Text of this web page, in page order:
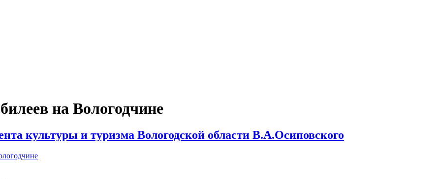
на Вологодчине
культуры и туризма Вологодской области В.А.Осиповского